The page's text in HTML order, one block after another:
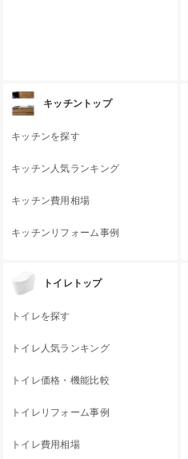
キッチントップ
キッチンを探す
キッチン人気ランキング
キッチン費用相場
キッチンリフォーム事例
トイレトップ
トイレを探す
トイレ人気ランキング
トイレ価格・機能比較
トイレリフォーム事例
トイレ費用相場